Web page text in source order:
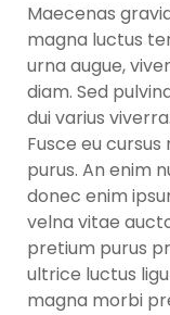
Maecenas
magna luctus
urna augue,
diam. Sed
dui varius
Fusce eu
purus. An enim
donec enim
velna vitae
pretium purus
ultrice luctus
magna morbi